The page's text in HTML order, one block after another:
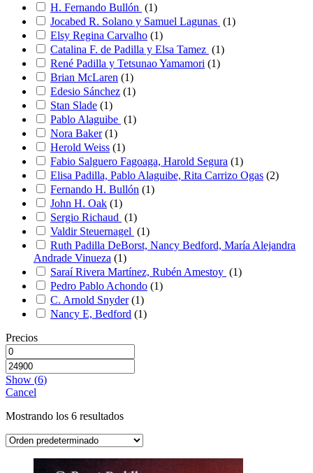
H. Fernando Bullón (1)
Jocabed R. Solano y Samuel Lagunas (1)
Elsy Regina Carvalho (1)
Catalina F. de Padilla y Elsa Tamez (1)
René Padilla y Tetsunao Yamamori (1)
Brian McLaren (1)
Edesio Sánchez (1)
Stan Slade (1)
Pablo Alaguibe (1)
Nora Baker (1)
Herold Weiss (1)
Fabio Salguero Fagoaga, Harold Segura (1)
Elisa Padilla, Pablo Alaguibe, Rita Carrizo Ogas (2)
Fernando H. Bullón (1)
John H. Oak (1)
Sergio Richaud (1)
Valdir Steuernagel (1)
Ruth Padilla DeBorst, Nancy Bedford, María Alejandra
Andrade Vinueza (1)
Saraí Rivera Martínez, Rubén Amestoy (1)
Pedro Pablo Achondo (1)
C. Arnold Snyder (1)
Nancy E, Bedford (1)
Precios
Show (6)
Cancel
Mostrando los 6 resultados